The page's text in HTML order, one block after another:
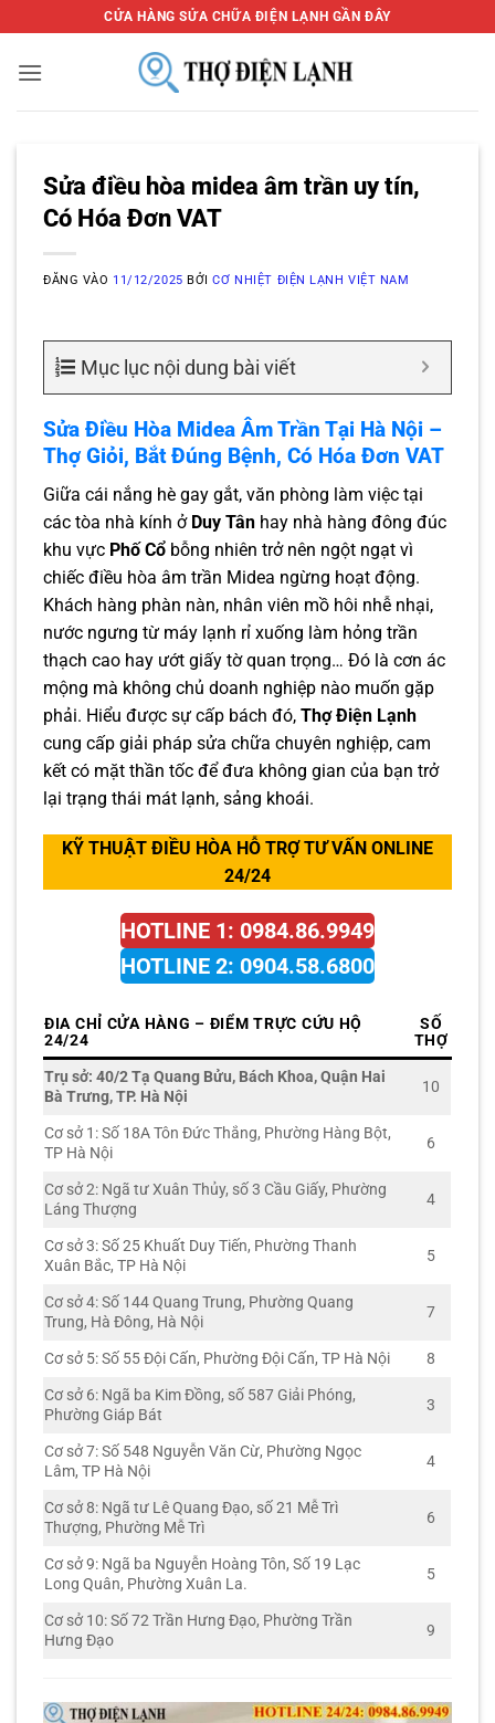
qua
nội
CỬA HÀNG SỬA CHỮA ĐIỆN LẠNH GẦN ĐÂY
Sửa điều hòa midea âm trần uy tín,
Có Hóa Đơn VAT
ĐĂNG VÀO 11/12/2025 BỞICƠ NHIỆT ĐIỆN LẠNH VIỆT NAM
Mục lục nội dung bài viết
Sửa Điều Hòa Midea Âm Trần Tại Hà Nội –
Thợ Giỏi, Bắt Đúng Bệnh, Có Hóa Đơn VAT
Giữa cái nắng hè gay gắt, văn phòng làm việc tại
các tòa nhà kính ở Duy Tân hay nhà hàng đông đúc
khu vực Phố Cổ bỗng nhiên trở nên ngột ngạt vì
chiếc điều hòa âm trần Midea ngừng hoạt động.
Khách hàng phàn nàn, nhân viên mồ hôi nhễ nhại,
nước ngưng từ máy lạnh rỉ xuống làm hỏng trần
thạch cao hay ướt giấy tờ quan trọng… Đó là cơn ác
mộng mà không chủ doanh nghiệp nào muốn gặp
phải. Hiểu được sự cấp bách đó, Thợ Điện Lạnh
cung cấp giải pháp sửa chữa chuyên nghiệp, cam
kết có mặt thần tốc để đưa không gian của bạn trở
lại trạng thái mát lạnh, sảng khoái.
KỸ THUẬT ĐIỀU HÒA HỖ TRỢ TƯ VẤN ONLINE
24/24
HOTLINE 1: 0984.86.9949
HOTLINE 2: 0904.58.6800
ĐIA CHỈ CỬA HÀNG – ĐIỂM TRỰC CỨU HỘ
24/24
SỐ
THỢ
Trụ sở: 40/2 Tạ Quang Bửu, Bách Khoa, Quận Hai
Bà Trưng, TP. Hà Nội
10
Cơ sở 1: Số 18A Tôn Đức Thắng, Phường Hàng Bột,
TP Hà Nội
6
Cơ sở 2: Ngã tư Xuân Thủy, số 3 Cầu Giấy, Phường
Láng Thượng
4
Cơ sở 3: Số 25 Khuất Duy Tiến, Phường Thanh
Xuân Bắc, TP Hà Nội
5
Cơ sở 4: Số 144 Quang Trung, Phường Quang
Trung, Hà Đông, Hà Nội
7
Cơ sở 5: Số 55 Đội Cấn, Phường Đội Cấn, TP Hà Nội
8
Cơ sở 6: Ngã ba Kim Đồng, số 587 Giải Phóng,
Phường Giáp Bát
3
Cơ sở 7: Số 548 Nguyễn Văn Cừ, Phường Ngọc
Lâm, TP Hà Nội
4
Cơ sở 8: Ngã tư Lê Quang Đạo, số 21 Mễ Trì
Thượng, Phường Mễ Trì
6
Cơ sở 9: Ngã ba Nguyễn Hoàng Tôn, Số 19 Lạc
Long Quân, Phường Xuân La.
5
Cơ sở 10: Số 72 Trần Hưng Đạo, Phường Trần
Hưng Đạo
9